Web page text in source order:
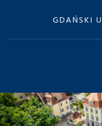
GDAŃSKI